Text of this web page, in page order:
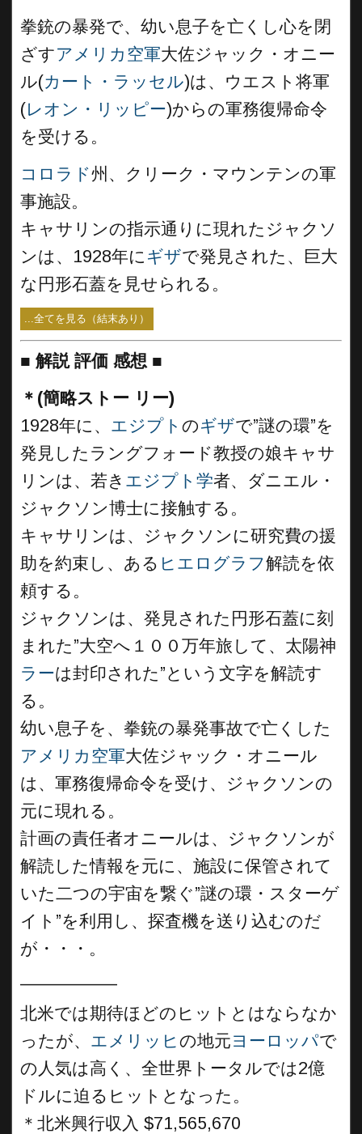
拳銃の暴発で、幼い息子を亡くし心を閉
ざすアメリカ空軍大佐ジャック・オニー
ル(カート・ラッセル)は、ウエスト将軍
(レオン・リッピー)からの軍務復帰命令
を受ける。
コロラド州、クリーク・マウンテンの軍
事施設。
キャサリンの指示通りに現れたジャクソ
ンは、1928年に ギザで発見された、巨大
な円形石蓋を見せられる。
...全てを見る（結末あり）
■ 解説 評価 感想 ■
＊(簡略ストー リー)
1928年に、 エジプト のギザで”謎の環”を
発見したラングフォード教授の娘キャサ
リンは、若き エジプト学者、ダニエル・
ジャクソン博士に接触する。
キャサリンは、ジャクソンに研究費の援
助を約束し、ある ヒエログラフ解読を依
頼する。
ジャクソンは、発見された円形石蓋に刻
まれた”大空へ１００万年旅して、太陽神
ラーは封印された”という文字を解読す
る。
幼い息子を、拳銃の暴発事故で亡くした
アメリカ空軍大佐ジャック・オニール
は、軍務復帰命令を受け、ジャクソンの
元に現れる。
計画の責任者オニールは、ジャクソンが
解読した情報を元に、施設に保管されて
いた二つの宇宙を繋ぐ”謎の環・スターゲ
イト”を利用し、探査機を送り込むのだ
が・・・。
北米では期待ほどのヒットとはならなか
ったが、 エメリッヒの地元ヨーロッパで
の人気は高く、全世界トータルでは2億
ドルに迫るヒットとなった。
＊北米興行収入 $71,565,670